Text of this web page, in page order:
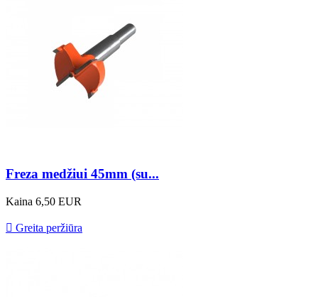
Freza medžiui 45mm (su...
Kaina 6,50 EUR
 Greita peržiūra